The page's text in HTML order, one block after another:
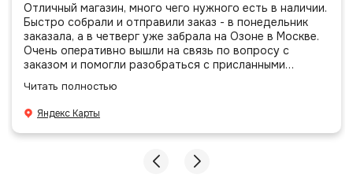
Отличный магазин, много чего нужного есть в наличии.
Быстро собрали и отправили заказ - в понедельник
заказала, а в четверг уже забрала на Озоне в Москве.
Очень оперативно вышли на связь по вопросу с
заказом и помогли разобраться с присланными
даже есть подарочек, очень приятно. Спасибо
большое команде!
Читать полностью
Яндекс Карты